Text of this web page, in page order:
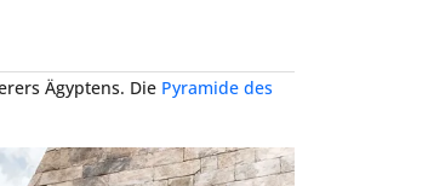
Ägyptens. Die Pyramide des